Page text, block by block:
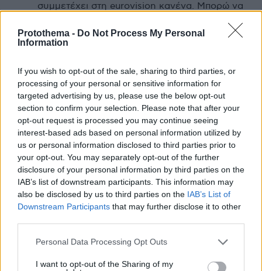
Protothema - Do Not Process My Personal
Information
If you wish to opt-out of the sale, sharing to third parties, or
processing of your personal or sensitive information for
targeted advertising by us, please use the below opt-out
section to confirm your selection. Please note that after your
opt-out request is processed you may continue seeing
interest-based ads based on personal information utilized by
us or personal information disclosed to third parties prior to
your opt-out. You may separately opt-out of the further
disclosure of your personal information by third parties on the
IAB’s list of downstream participants. This information may
also be disclosed by us to third parties on the IAB’s List of
Downstream Participants that may further disclose it to other
Please note that this website/app uses one or more Google
not limited to your visit or usage behaviour. You may click to
Personal Data Processing Opt Outs
I want to opt-out of the Sharing of my
συμμετέχει στη eurovision κανένα. Μπορώ να
repeat το τραγούδι και το ακούω non stop . Θα
το ψηφίσω σίγουρα και δεν χρειάζεται να μου
αξίζει. Πέρυσι Ελλάδα έδωσε δύο μονάδες ή
κάτι τέτοιο θυμάμαι, για να δούμε φέτος.
ΑΠΑΝΤΗΣΗ
Σακίλ
15.05.2026, 23:01
Το 12άρι πάει στην Κύπρο από μας . Το ίδιο και
η Κύπρος σε μας . 8άρι ή 10άρι στο Ισραήλ και
στην Γαλλία .
ΑΠΑΝΤΗΣΗ
14.05.2026, 22:39
να δώσει μια διπλωματική απάντηση μπορεί για τις